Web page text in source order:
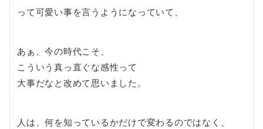
って可愛い事を言うようになっていて、
あぁ、今の時代こそ、
こういう真っ直ぐな感性って
大事だなと改めて思いました。
人は、何を知っているかだけで変わるのではなく、